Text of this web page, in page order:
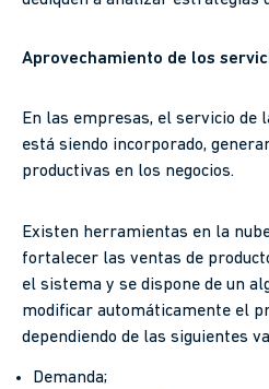
Aprovechamiento de los
En las empresas, el servicio de
está siendo incorporado,
productivas en los negocios.
Existen herramientas en la
fortalecer las ventas de
el sistema y se dispone de un
modificar automáticamente el
dependiendo de las siguientes
Demanda;